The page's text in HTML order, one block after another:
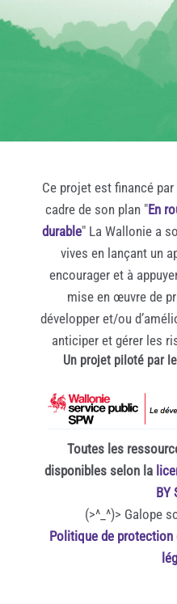
Ce projet est financé
cadre de son plan "En
durable" La Wallonie a
vives en lançant un
encourager et à
mise en œuvre de
développer et/ou
anticiper et gérer les
Un projet piloté par le
Toutes les
disponibles selon la
BY
(>^_^)> Galope
Politique de